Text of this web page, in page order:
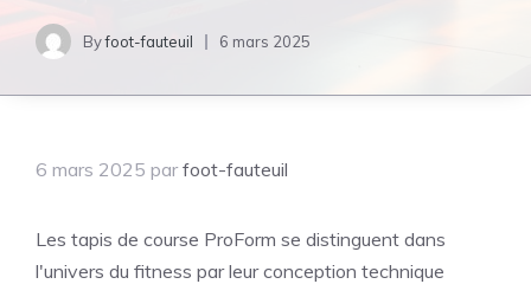
Byfoot-fauteuil 6 mars 2025
6 mars 2025 par foot-fauteuil
Les tapis de course ProForm se distinguent dans
l'univers du fitness par leur conception technique